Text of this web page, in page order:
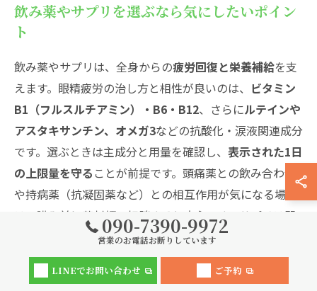
飲み薬やサプリを選ぶなら気にしたいポイン
ト
飲み薬やサプリは、全身からの疲労回復と栄養補給を支
えます。眼精疲労の治し方と相性が良いのは、 ビタミン
B1（フルスルチアミン）・B6・B12、さらにルテインや
アスタキサンチン、オメガ3などの抗酸化・涙液関連成分
です。選ぶときは主成分と用量を確認し、 表示された1日
の上限量を守る ことが前提です。頭痛薬との飲み合わせ
や持病薬（抗凝固薬など）との相互作用が気になる場合
は、購入前に薬剤師へ相談すると安心です。サプリは即
2〜4週間の継続で体感しやすく、食事では豚肉
や魚、緑黄色野菜を意識して不足を補いましょう。症状
が強い日には温熱ケアや作業環境の調整（画面の明るさ
090-7390-9972
営業のお電話お断りしています
LINEでお問い合わせ ご予約